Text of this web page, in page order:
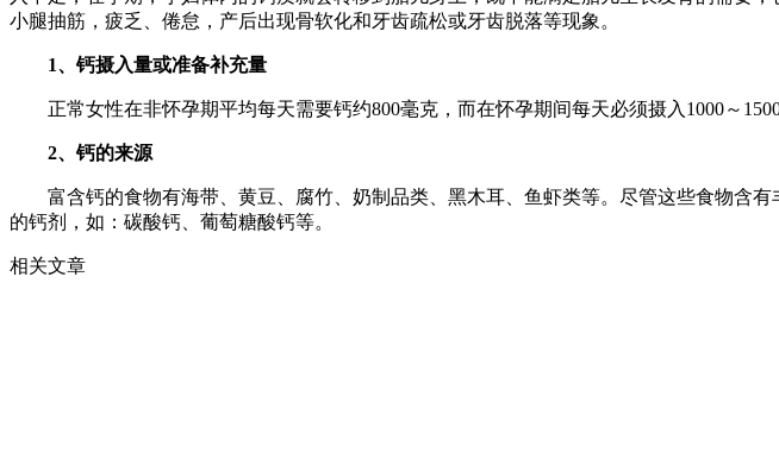
小腿抽筋，疲乏、倦怠，产后出现骨软化和牙齿疏松或牙齿脱落等现象。
1、钙摄入量或准备补充量
正常女性在非怀孕期平均每天需要钙约800毫克，而在怀孕期间每天必须摄入1000～1500
2、钙的来源
富含钙的食物有海带、黄豆、腐竹、奶制品类、黑木耳、鱼虾类等。尽管这些食物含有
的钙剂，如：碳酸钙、葡萄糖酸钙等。
相关文章